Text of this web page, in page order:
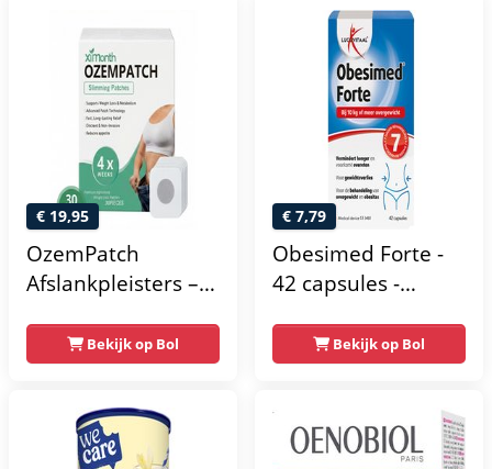
€ 19,95
OzemPatch
Afslankpleisters –
Afslanken &
Afvallen - Detox
Pleisters - Vervangt
Afslankpillen
Bekijk op Bol
€ 7,79
Obesimed Forte -
42 capsules -
Bekijk op Bol